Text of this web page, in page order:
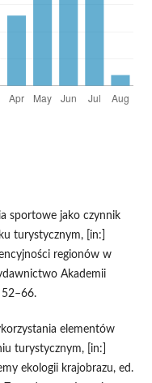
sportowe jako czynnik
turystycznym, [in:]
regionów w
Akademii
52–66.
elementów
turystycznym, [in:]
ekologii krajobrazu, ed.